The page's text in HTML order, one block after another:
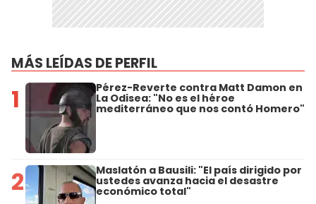
MÁS LEÍDAS DE PERFIL
1 Pérez-Reverte contra Matt Damon en
La Odisea: "No es el héroe
mediterráneo que nos contó Homero"
2 Maslatón a Bausili: "El país dirigido por
ustedes avanza hacia el desastre
económico total"